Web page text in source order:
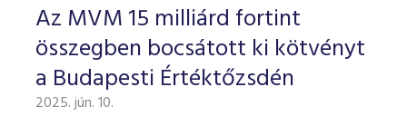
Az MVM 15 milliárd fortint
összegben bocsátott ki kötvényt
a Budapesti Értéktőzsdén
2025. jún. 10.